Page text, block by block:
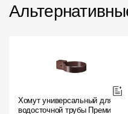
Хомут универсальный для
водосточной трубы Премиум